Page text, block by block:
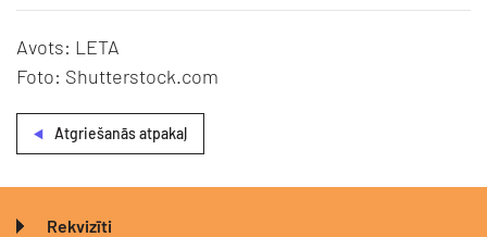
Avots: LETA
Foto: Shutterstock.com
Atgriešanās atpakaļ
Rekvizīti